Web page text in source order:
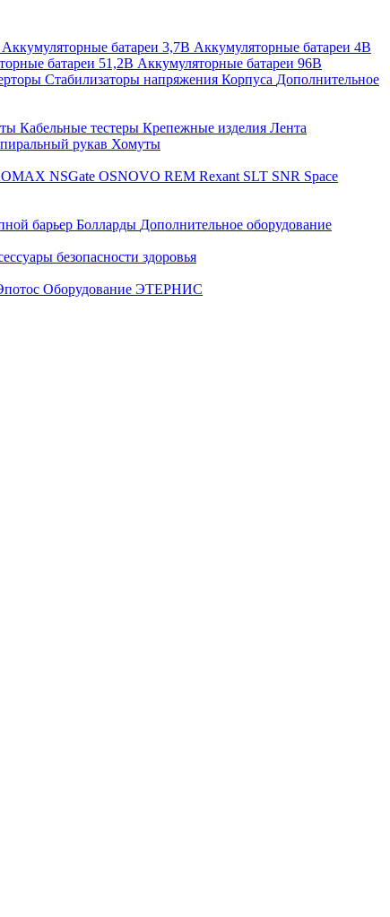
Аккумуляторные батареи 3,7В Аккумуляторные батареи 4В
батареи 51,2В Аккумуляторные батареи 96В
Стабилизаторы напряжения Корпуса Дополнительное
Кабельные тестеры Крепежные изделия Лента
рукав Хомуты
NSGate OSNOVO REM Rexant SLT SNR Space
барьер Болларды Дополнительное оборудование
безопасности здоровья
Оборудование ЭТЕРНИС